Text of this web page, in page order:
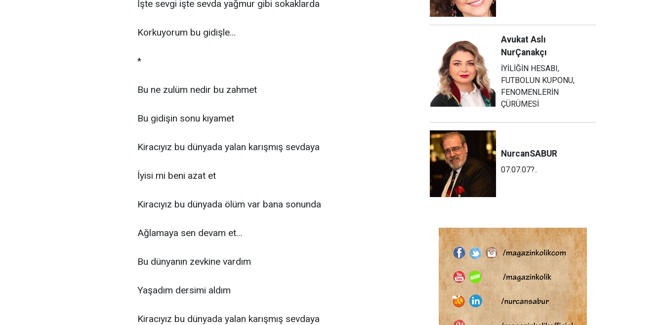
İşte sevgi işte sevda yağmur gibi sokaklarda
Korkuyorum bu gidişle…
*
Bu ne zulüm nedir bu zahmet
Bu gidişin sonu kıyamet
Kiracıyız bu dünyada yalan karışmış sevdaya
İyisi mi beni azat et
Kiracıyız bu dünyada ölüm var bana sonunda
Ağlamaya sen devam et…
Bu dünyanın zevkine vardım
Yaşadım dersimi aldım
Kiracıyız bu dünyada yalan karışmış sevdaya
Avukat Aslı
NurÇanakçı
İYİLİĞİN HESABI,
FUTBOLUN KUPONU,
FENOMENLERİN
ÇÜRÜMESİ
NurcanSABUR
07.07.07?..